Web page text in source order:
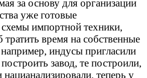
за основу для организации
уже готовые
импортной техники,
тратить время на собственные
индусы пригласили
завод, те построили,
теперь у